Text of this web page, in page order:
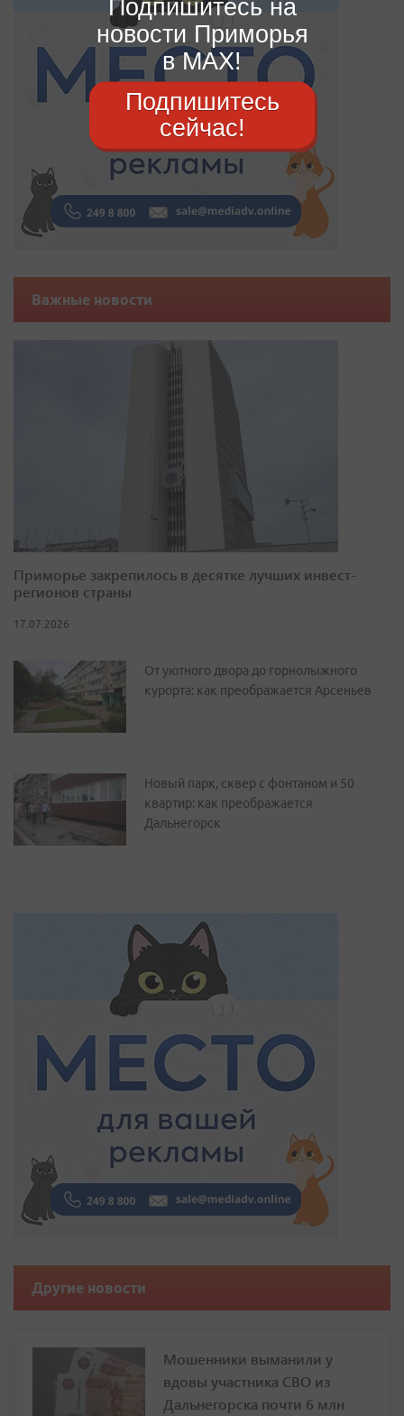
Важные новости
Приморье закрепилось в десятке лучших инвест-
регионов страны
17.07.2026
От уютного двора до горнолыжного
курорта: как преображается Арсеньев
Новый парк, сквер с фонтаном и 50
квартир: как преображается
Дальнегорск
Другие новости
Мошенники выманили у
вдовы участника СВО из
Дальнегорска почти 6 млн
Подпишитесь на
новости Приморья
в MAX!
Подпишитесь
сейчас!